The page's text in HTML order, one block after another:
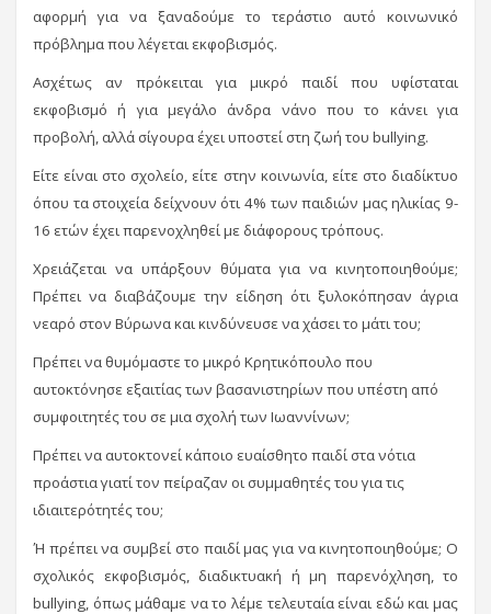
αφορμή για να ξαναδούμε το τεράστιο αυτό κοινωνικό
πρόβλημα που λέγεται εκφοβισμός.
Ασχέτως αν πρόκειται για μικρό παιδί που υφίσταται
εκφοβισμό ή για μεγάλο άνδρα νάνο που το κάνει για
προβολή, αλλά σίγουρα έχει υποστεί στη ζωή του bullying.
Είτε είναι στο σχολείο, είτε στην κοινωνία, είτε στο διαδίκτυο
όπου τα στοιχεία δείχνουν ότι 4% των παιδιών μας ηλικίας 9-
16 ετών έχει παρενοχληθεί με διάφορους τρόπους.
Χρειάζεται να υπάρξουν θύματα για να κινητοποιηθούμε;
Πρέπει να διαβάζουμε την είδηση ότι ξυλοκόπησαν άγρια
νεαρό στον Βύρωνα και κινδύνευσε να χάσει το μάτι του;
Πρέπει να θυμόμαστε το μικρό Κρητικόπουλο που
αυτοκτόνησε εξαιτίας των βασανιστηρίων που υπέστη από
συμφοιτητές του σε μια σχολή των Ιωαννίνων;
Πρέπει να αυτοκτονεί κάποιο ευαίσθητο παιδί στα νότια
προάστια γιατί τον πείραζαν οι συμμαθητές του για τις
ιδιαιτερότητές του;
Ή πρέπει να συμβεί στο παιδί μας για να κινητοποιηθούμε; Ο
σχολικός εκφοβισμός, διαδικτυακή ή μη παρενόχληση, το
bullying, όπως μάθαμε να το λέμε τελευταία είναι εδώ και μας